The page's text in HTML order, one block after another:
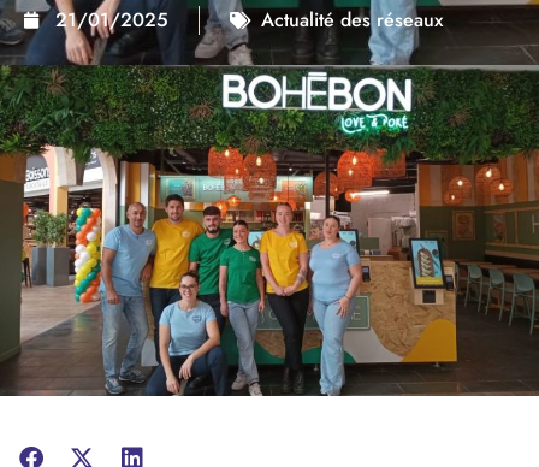
21/01/2025 Actualité des réseaux